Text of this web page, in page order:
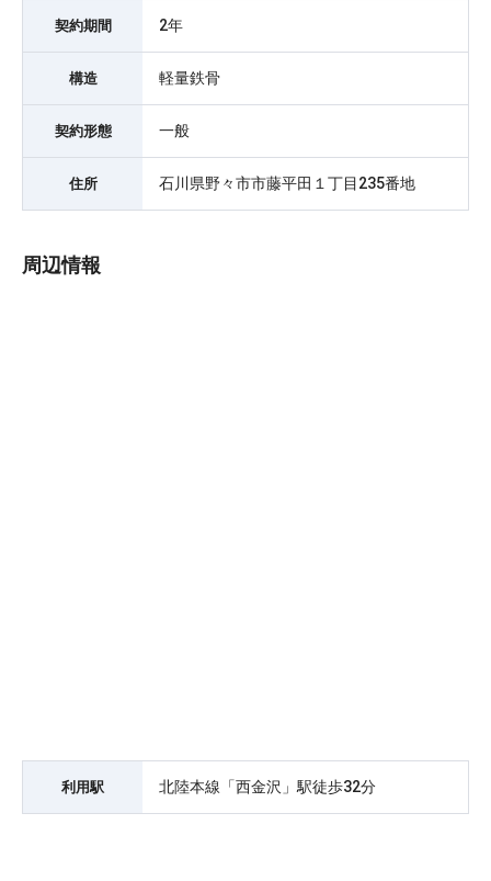
契約期間 2年
構造 軽量鉄骨
契約形態 一般
住所 石川県野々市市藤平田１丁目235番地
周辺情報
利用駅 北陸本線「西金沢」駅徒歩32分